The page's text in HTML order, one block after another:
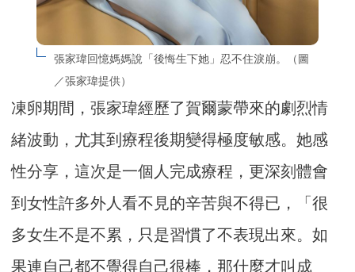
張家瑋回憶媽媽說「後悔生下她」忍不住淚崩。（圖
／張家瑋提供）
凍卵期間，張家瑋經歷了賀爾蒙帶來的劇烈情
緒波動，尤其到療程後期變得極度敏感。她感
性分享，這次是一個人完成療程，更深刻體會
到女性許多外人看不見的辛苦與不得已，「很
多女生不是不累，只是習慣了不表現出來。如
果連自己都不覺得自己很棒，那什麼才叫成